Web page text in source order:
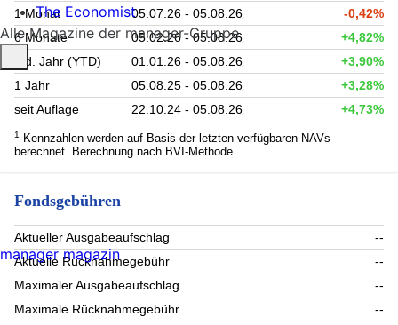
1 Monat 05.07.26 - 05.08.26
-0,42%
6 Monate
05.02.26 - 05.08.26
+4,82%
Lfd. Jahr (YTD)
01.01.26 - 05.08.26
+3,90%
1 Jahr
05.08.25 - 05.08.26
+3,28%
seit Auflage
22.10.24 - 05.08.26 +4,73%
1
Kennzahlen werden auf Basis der letzten verfügbaren NAVs
berechnet. Berechnung nach BVI-Methode.
Fondsgebühren
Aktueller Ausgabeaufschlag
--
Aktuelle Rücknahmegebühr
--
Maximaler Ausgabeaufschlag
--
Maximale Rücknahmegebühr
--
The Economist
Alle Magazine der manager-Gruppe
manager magazin